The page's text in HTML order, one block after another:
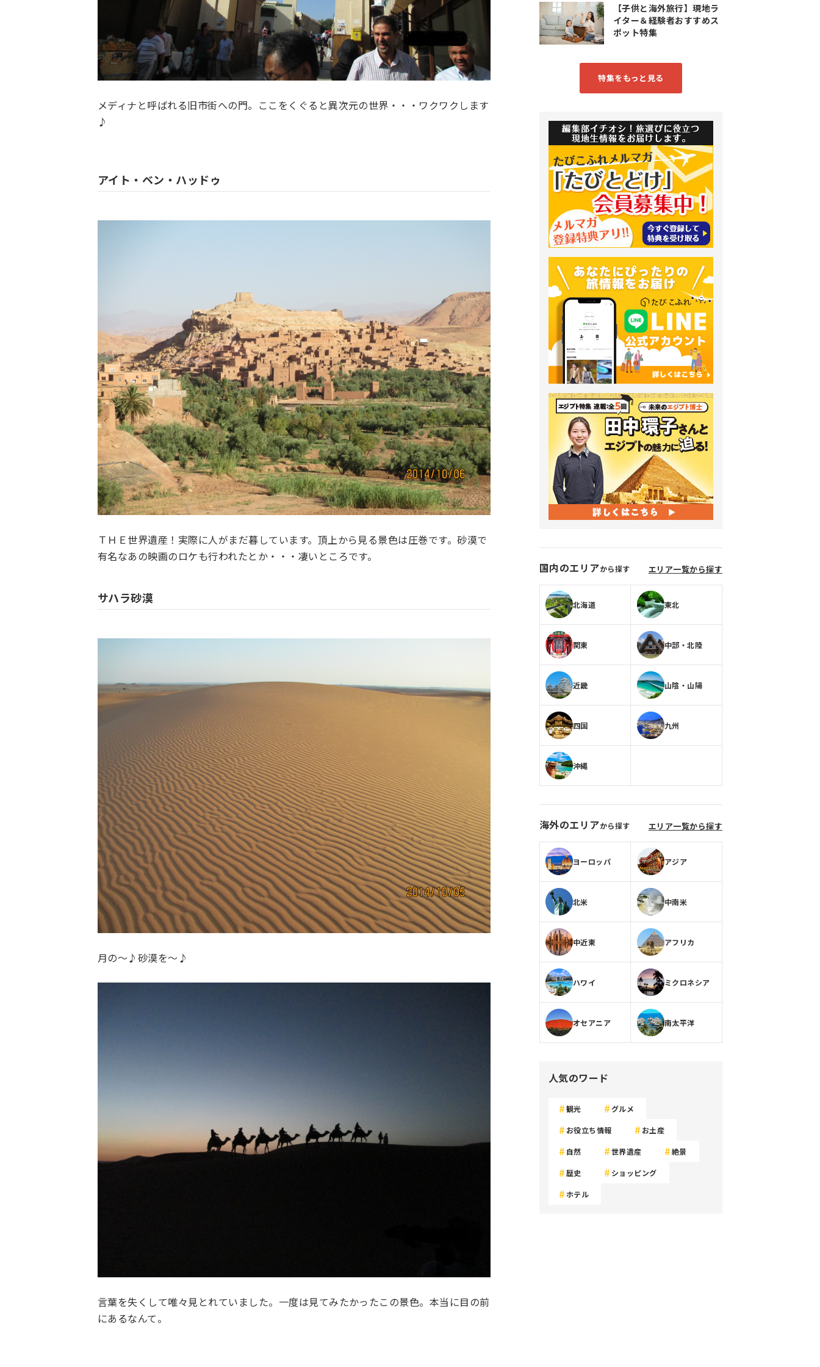
メディナと呼ばれる旧市街への門。ここをくぐると異次元の世界・・・ワクワクします
♪
アイト・ベン・ハッドゥ
ＴＨＥ世界遺産！実際に人がまだ暮しています。頂上から見る景色は圧巻です。砂漠で
有名なあの映画のロケも行われたとか・・・凄いところです。
サハラ砂漠
月の～♪砂漠を～ ♪
言葉を失くして唯々見とれていました。一度は見てみたかったこの景色。本当に目の前
にあるなんて。
【子供と海外旅行】現地ラ
イター＆経験者おすすめス
ポット特集
特集をもっと見る
国内のエリアから探す エリア一覧から探す
北海道 東北
関東 中部・北陸
近畿 山陰・山陽
四国 九州
沖縄
海外のエリアから探す エリア一覧から探す
ヨーロッパ アジア
北米 中南米
中近東 アフリカ
ハワイ ミクロネシア
オセアニア 南太平洋
人気のワード
観光 グルメ
お役立ち情報 お土産
自然 世界遺産 絶景
歴史 ショッピング
ホテル